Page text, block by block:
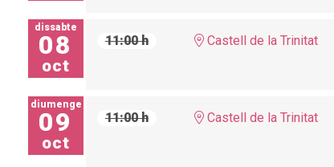
dissabte
08
oct
11:00 h Castell de la Trinitat
diumenge
09
oct
11:00 h Castell de la Trinitat